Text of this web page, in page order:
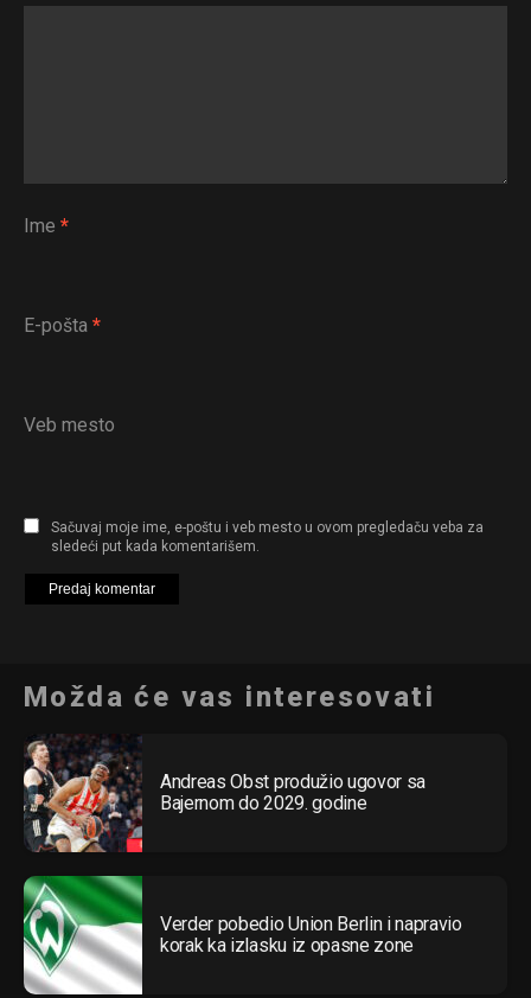
Ime *
E-pošta *
Veb mesto
Sačuvaj moje ime, e-poštu i veb mesto u ovom pregledaču veba za
sledeći put kada komentarišem.
Možda će vas interesovati
Andreas Obst produžio ugovor sa
Bajernom do 2029. godine
Verder pobedio Union Berlin i napravio
korak ka izlasku iz opasne zone